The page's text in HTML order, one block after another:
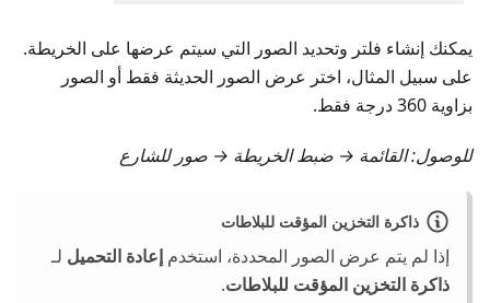
يمكنك إنشاء فلتر وتحديد الصور التي سيتم عرضها على الخريطة.
على سبيل المثال، اختر عرض الصور الحديثة فقط أو الصور
بزاوية 360 درجة فقط.
للوصول:القائمة → ضبط الخريطة → صور للشارع
ذاكرة التخزين المؤقت للبلاطات
إذا لم يتم عرض الصور المحددة، استخدم إعادة التحميل لـ
ذاكرة التخزين المؤقت للبلاطات.